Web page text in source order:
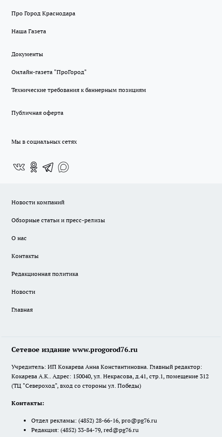
Про Город Краснодара
Наша Газета
Документы
Онлайн-газета "ПроГород"
Технические требования к баннерным позициям
Публичная оферта
Мы в социальных сетях
Новости компаний
Обзорные статьи и пресс-релизы
О нас
Контакты
Редакционная политика
Новости
Главная
Сетевое издание www.progorod76.ru
Учредитель: ИП Кокарева Анна Константиновна. Главный редактор:
Кокарева А.К.. Адрес: 150040, ул. Некрасова, д.41, стр.1, помещение 312
(ТЦ "Североход", вход со стороны ул. Победы)
Контакты:
Отдел рекламы: (4852) 28-66-16, pro@pg76.ru
Редакция: (4852) 33-84-79, red@pg76.ru